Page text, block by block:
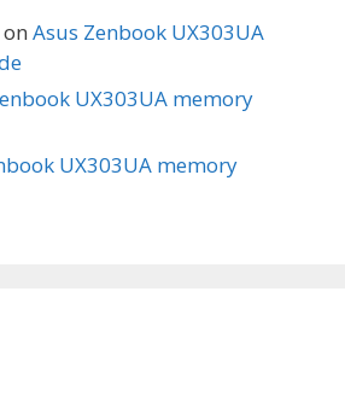
on Asus Zenbook UX303UA
UX303UA memory
UX303UA memory